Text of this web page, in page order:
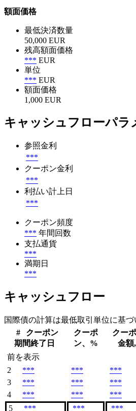
額面価格
最低決済数量
50,000 EUR
残高額面価格
*** EUR
単位
*** EUR
額面価格
1,000 EUR
キャッシュフローパラ
参照金利
***
クーポン金利
***
利払い計上日
***
クーポン頻度
*** 年間回数
支払通貨
***
満期日
***
キャッシュフロー
国際債の計算は最低取引単位に基づ
#
クーポン
期間終了日
クーポ
ン、%
クー
金額
前を表示
2
*** *** ***
3
*** *** ***
4
*** *** ***
5
*** *** ***